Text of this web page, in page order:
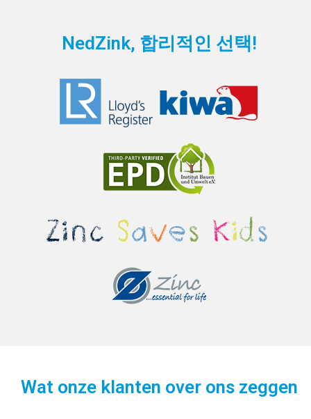
NedZink, 합리적인 선택!
Wat onze klanten over ons zeggen
NedZink dak voor stadhuis Hasselt
Stadhuis Hasselt
De stad Hasselt ging op het vlak van duurzaamheid veel verder
Spiegeleffect
“In totaal gaat het om 1.300 m2 aan felsbekleding. Daarnaast